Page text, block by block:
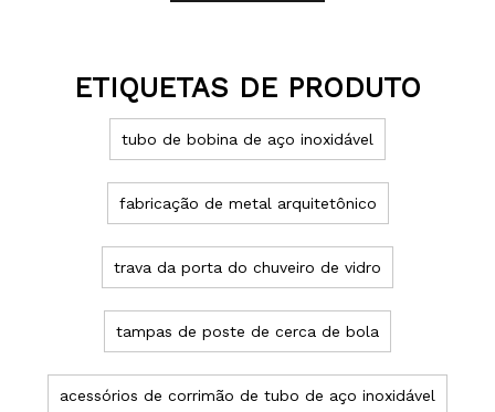
ETIQUETAS DE PRODUTO
tubo de bobina de aço inoxidável
fabricação de metal arquitetônico
trava da porta do chuveiro de vidro
tampas de poste de cerca de bola
acessórios de corrimão de tubo de aço inoxidável